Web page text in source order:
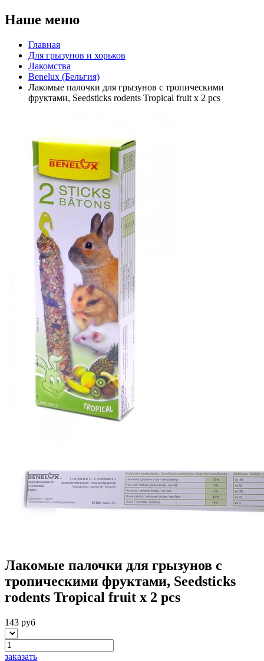
Наше меню
Главная
Для грызунов и хорьков
Лакомства
Benelux (Бельгия)
Лакомые палочки для грызунов с тропическими
фруктами, Seedsticks rodents Tropical fruit x 2 pcs
Лакомые палочки для грызунов с
тропическими фруктами, Seedsticks
rodents Tropical fruit x 2 pcs
143 руб
заказать